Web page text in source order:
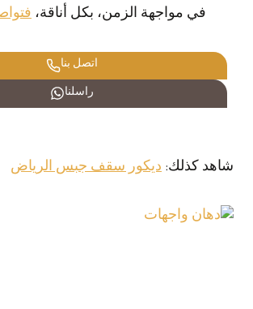
في مواجهة الزمن، بكل أناقة،
اتصل بنا
راسلنا
شاهد كذلك: ديكور سقف جبس الرياض